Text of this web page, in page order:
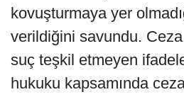
kovuşturmaya yer
verildiğini savundu. Ceza
suç teşkil etmeyen
hukuku kapsamında